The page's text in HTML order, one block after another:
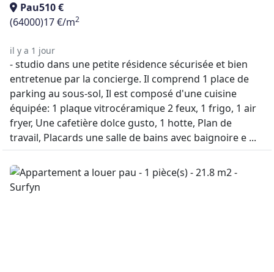
Pau510 €
(64000)17 €/m2
il y a 1 jour
- studio dans une petite résidence sécurisée et bien
entretenue par la concierge. Il comprend 1 place de
parking au sous-sol, Il est composé d'une cuisine
équipée: 1 plaque vitrocéramique 2 feux, 1 frigo, 1 air
fryer, Une cafetière dolce gusto, 1 hotte, Plan de
travail, Placards une salle de bains avec baignoire e ...